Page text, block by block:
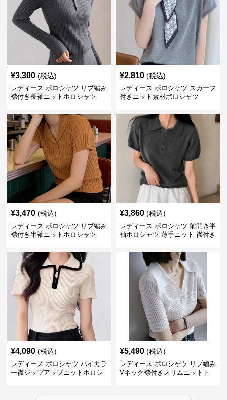
¥3,300 (税込)
レディース ポロシャツ リブ編み
襟付き長袖ニットポロシャツ
¥2,810 (税込)
レディース ポロシャツ スカーフ
付きニット素材ポロシャツ
¥3,470 (税込)
レディース ポロシャツ リブ編み
襟付き半袖ニットポロシャツ
¥3,860 (税込)
レディース ポロシャツ 前開き半
袖ポロシャツ 薄手ニット 襟付き
¥4,090 (税込)
レディース ポロシャツ バイカラ
ー襟ジップアップニットポロシ
¥5,490 (税込)
レディース ポロシャツ リブ編み
Vネック襟付きスリムニットト